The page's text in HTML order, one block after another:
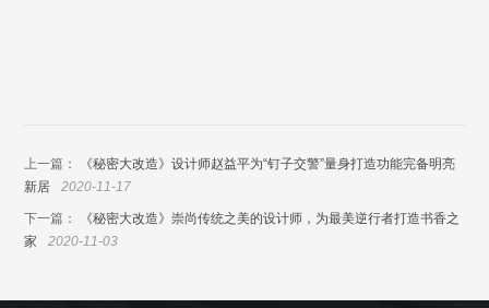
上一篇：
《秘密大改造》设计师赵益平为“钉子交警”量身打造功能完备明亮
新居
2020-11-17
下一篇：
《秘密大改造》崇尚传统之美的设计师，为最美逆行者打造书香之
家
2020-11-03